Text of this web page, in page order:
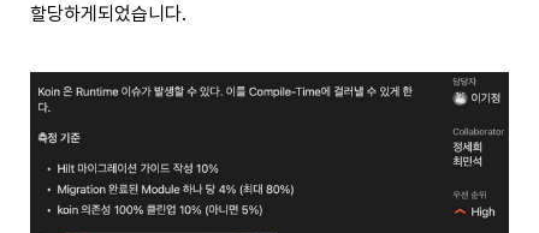
할당하게되었습니다.